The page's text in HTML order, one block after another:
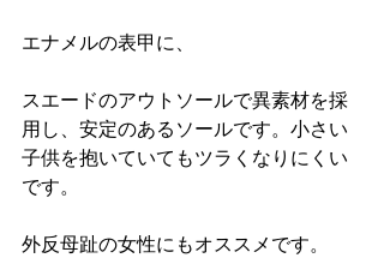
エナメルの表甲に、
スエードのアウトソールで異素材を採
用し、安定のあるソールです。小さい
子供を抱いていてもツラくなりにくい
です。
外反母趾の女性にもオススメです。